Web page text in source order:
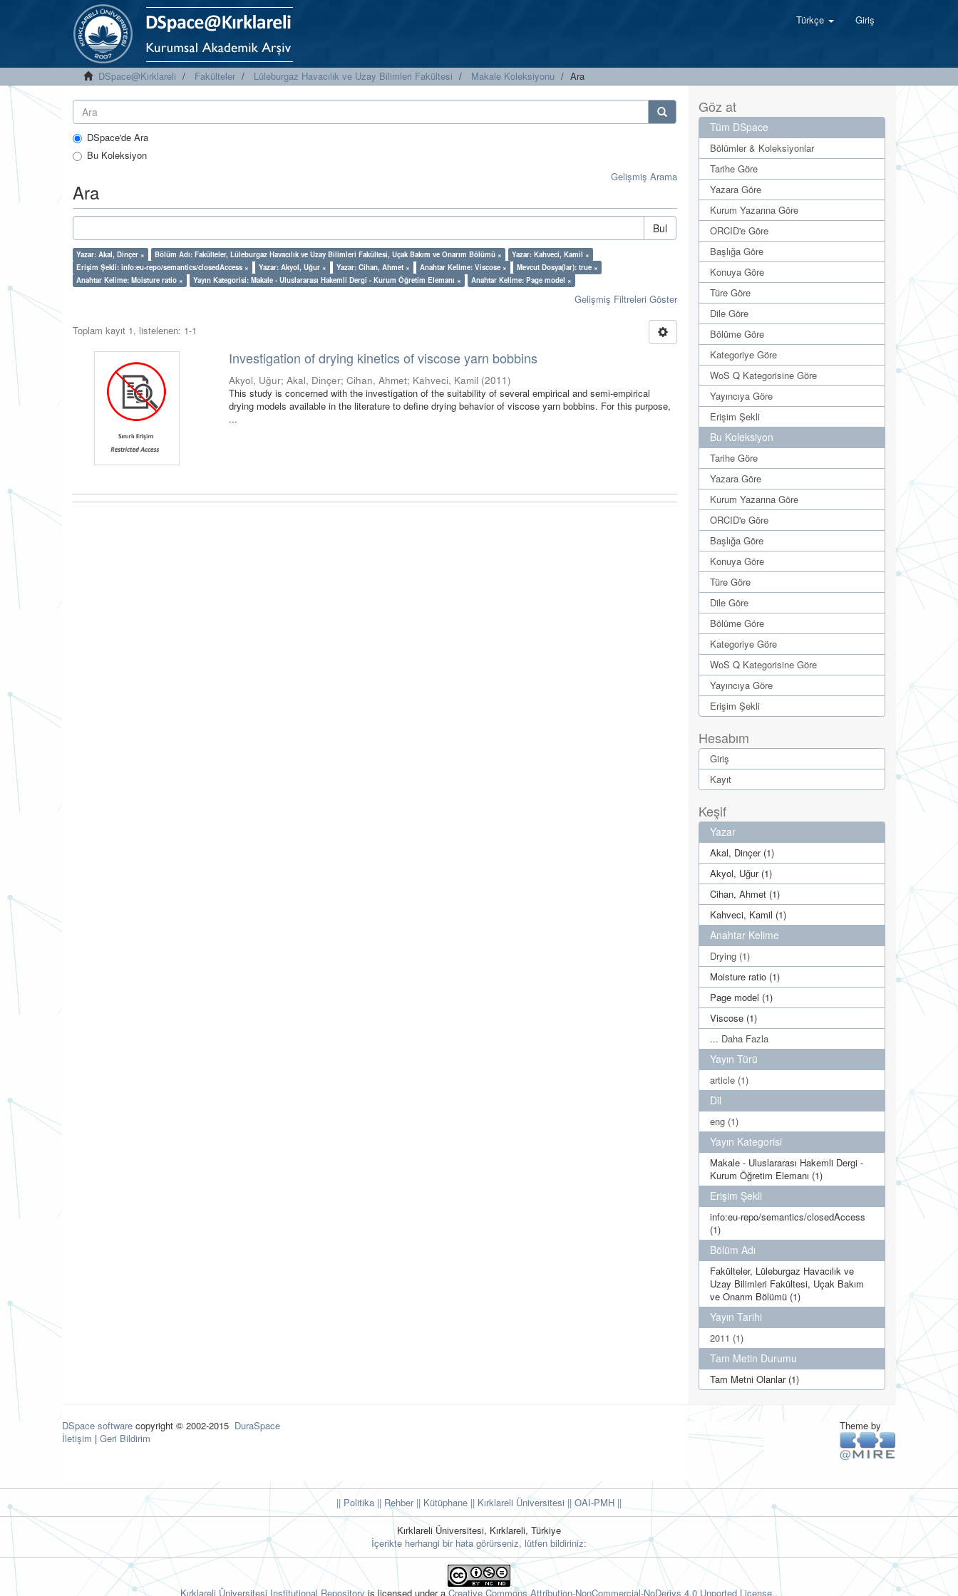
Türkçe Giriş
DSpace@Kırklareli Fakülteler Lüleburgaz Havacılık ve Uzay Bilimleri Fakültesi Makale Koleksiyonu Ara
DSpace'de Ara
Bu Koleksiyon
Gelişmiş Arama
Ara
Bul
Yazar: Akal, Dinçer × Bölüm Adı: Fakülteler, Lüleburgaz Havacılık ve Uzay Bilimleri Fakültesi, Uçak Bakım ve Onarım Bölümü ×
Yazar: Kahveci, Kamil ×
Erişim Şekli: info:eu-repo/semantics/closedAccess ×
Yazar: Akyol, Uğur × Yazar: Cihan, Ahmet × Anahtar Kelime: Viscose ×
Mevcut Dosya(lar): true ×
Anahtar Kelime: Moisture ratio ×
Yayın Kategorisi: Makale - Uluslararası Hakemli Dergi - Kurum Öğretim Elemanı × Anahtar Kelime: Page model ×
Gelişmiş Filtreleri Göster
Toplam kayıt 1, listelenen: 1-1
Investigation of drying kinetics of viscose yarn bobbins
Akyol, Uğur;Akal, Dinçer;Cihan, Ahmet; Kahveci, Kamil (2011)
This study is concerned with the investigation of the suitability of several empirical and semi-empirical
drying models available in the literature to define drying behavior of viscose yarn bobbins. For this purpose,
...
Göz at
Tüm DSpace
Bölümler & Koleksiyonlar
Tarihe Göre
Yazara Göre
Kurum Yazarına Göre
ORCID'e Göre
Başlığa Göre
Konuya Göre
Türe Göre
Dile Göre
Bölüme Göre
Kategoriye Göre
WoS Q Kategorisine Göre
Yayıncıya Göre
Erişim Şekli
Bu Koleksiyon
Tarihe Göre
Yazara Göre
Kurum Yazarına Göre
ORCID'e Göre
Başlığa Göre
Konuya Göre
Türe Göre
Dile Göre
Bölüme Göre
Kategoriye Göre
WoS Q Kategorisine Göre
Yayıncıya Göre
Erişim Şekli
Hesabım
Giriş
Kayıt
Keşif
Yazar
Akal, Dinçer (1)
Akyol, Uğur (1)
Cihan, Ahmet (1)
Kahveci, Kamil (1)
Anahtar Kelime
Drying (1)
Moisture ratio (1)
Page model (1)
Viscose (1)
... Daha Fazla
Yayın Türü
article (1)
Dil
eng (1)
Yayın Kategorisi
Makale - Uluslararası Hakemli Dergi -
Kurum Öğretim Elemanı (1)
Erişim Şekli
info:eu-repo/semantics/closedAccess
(1)
Bölüm Adı
Fakülteler, Lüleburgaz Havacılık ve
Uzay Bilimleri Fakültesi, Uçak Bakım
ve Onarım Bölümü (1)
Yayın Tarihi
2011 (1)
Tam Metin Durumu
Tam Metni Olanlar (1)
DSpace software copyright © 2002-2015 DuraSpace
İletişim | Geri Bildirim
Theme by
|| Politika || Rehber|| Kütüphane || Kırklareli Üniversitesi || OAI-PMH ||
Kırklareli Üniversitesi, Kırklareli, Türkiye
İçerikte herhangi bir hata görürseniz, lütfen bildiriniz:
Kırklareli Üniversitesi Institutional Repositoryis licensed under a Creative Commons Attribution-NonCommercial-NoDerivs 4.0 Unported License..